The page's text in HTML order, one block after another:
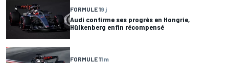
FORMULE 19 j
Audi confirme ses progrès en Hongrie,
Hülkenberg enfin récompensé
FORMULE 11 m